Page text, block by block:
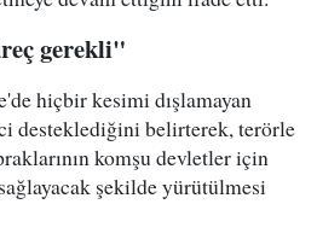
gerekli"
hiçbir kesimi dışlamayan
desteklediğini belirterek, terörle
komşu devletler için
şekilde yürütülmesi